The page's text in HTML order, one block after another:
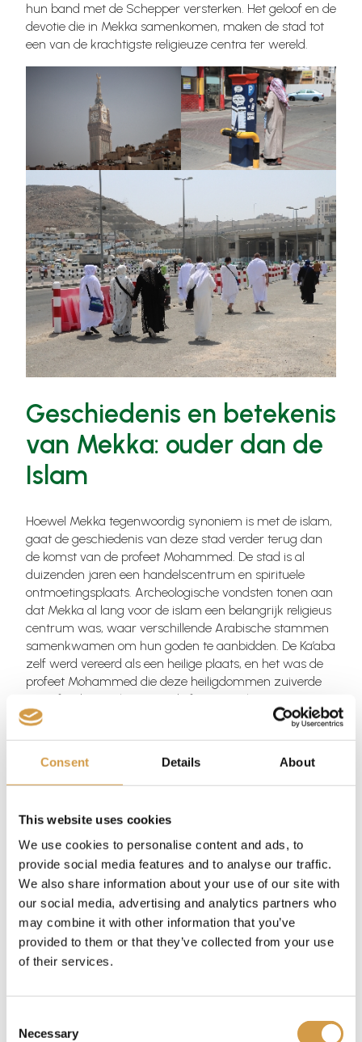
Consent Details About
This website uses cookies
We use cookies to personalise content and ads, to
provide social media features and to analyse our traffic.
We also share information about your use of our site with
our social media, advertising and analytics partners who
may combine it with other information that you’ve
provided to them or that they’ve collected from your use
of their services.
Selection
Necessary
hun band met de Schepper versterken. Het geloof en de
devotie die in Mekka samenkomen, maken de stad tot
een van de krachtigste religieuze centra ter wereld.
Geschiedenis en betekenis
van Mekka: ouder dan de
Islam
Hoewel Mekka tegenwoordig synoniem is met de islam,
gaat de geschiedenis van deze stad verder terug dan
de komst van de profeet Mohammed. De stad is al
duizenden jaren een handelscentrum en spirituele
ontmoetingsplaats. Archeologische vondsten tonen aan
dat Mekka al lang voor de islam een belangrijk religieus
centrum was, waar verschillende Arabische stammen
samenkwamen om hun goden te aanbidden. De Ka’aba
zelf werd vereerd als een heilige plaats, en het was de
profeet Mohammed die deze heiligdommen zuiverde
van afgoderij en het weer de focus van het
monotheïsme maakte.
Mohammed, wat zijn betekenis alleen maar vergrootte.
Het was hier dat hij zijn eerste openbaringen ontving,
niet alleen het toneel van zijn spirituele reis, maar ook
de plek van zijn historische missie om de islam naar de
wereld te brengen.
Wat gebeurt er als niet-
moslims proberen Mekka
te betreden?
niet-moslim toch zou proberen de stad binnen te gaan: